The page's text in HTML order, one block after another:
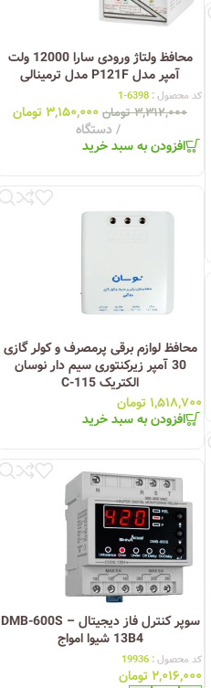
محافظ ولتاژ ورودی سارا 12000 ولت
آمپر مدل P121F مدل ترمینالی
کد محصول : 6398-1
۳,۳۱۲,۰۰۰ تومان ۳,۱۵۰,۰۰۰ تومان
دستگاه
افزودن به سبد خرید
محافظ لوازم برقی پرمصرف و کولر گازی
30 آمپر زیرکنتوری سیم دار نوسان
الکتریک C-115
۱,۵۱۸,۷۰۰ تومان
افزودن به سبد خرید
سوپر کنترل فاز دیجیتال DMB-600S –
13B4 شیوا امواج
کد محصول : 19936
۲,۰۱۶,۰۰۰ تومان